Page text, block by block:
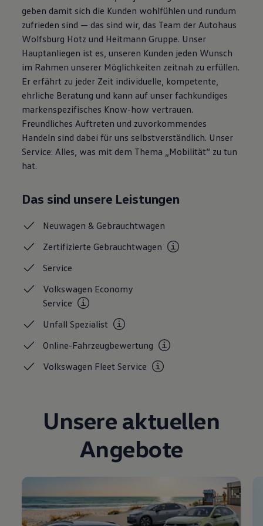
Magazin
Lifestyle
Transport
Familie
Elektromobilität
Volkswagen R
Pannen- und Unfallhilfe
Volkswagen Kundenbetreuung
geben damit sich die Kunden wohlfühlen und rundum
zufrieden sind — das sind wir, das Team der Autohaus
Wolfsburg Hotz und Heitmann Gruppe. Unser
Hauptanliegen ist es, unseren Kunden jeden Wunsch
im Rahmen unserer Möglichkeiten zeitnah zu erfüllen.
Er erfährt zu jeder Zeit individuelle, kompetente,
ehrliche Beratung und kann auf unser fachkundiges
markenspezifisches Know-how vertrauen.
Freundliches Auftreten und zuvorkommendes
Handeln sind dabei für uns selbstverständlich. Unser
Service: Alles, was mit dem Thema „Mobilität“ zu tun
hat.
Das sind unsere Leistungen
Neuwagen &Gebrauchtwagen
ZertifizierteGebrauchtwagen
Service
Volkswagen Economy
Service
UnfallSpezialist
Online-Fahrzeugbewertung
Volkswagen FleetService
Unsere aktuellen
Angebote